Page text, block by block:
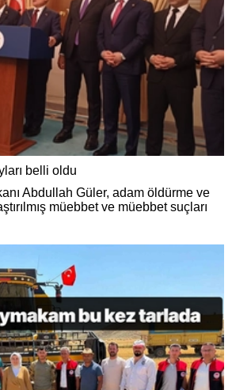
belli oldu
Abdullah Güler, adam öldürme ve
müebbet ve müebbet suçları